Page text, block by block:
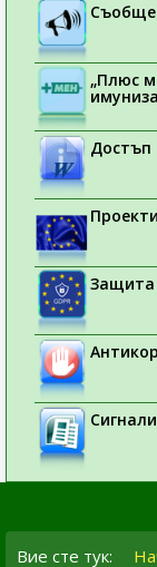
„Плюс
Защита
Вие сте тук: